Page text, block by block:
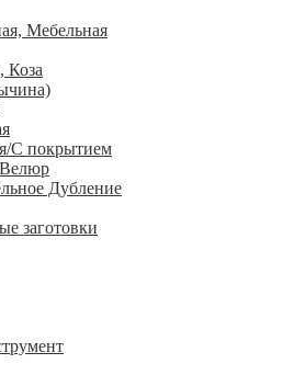
Мебельная
Коза
С покрытием
Дубление
заготовки